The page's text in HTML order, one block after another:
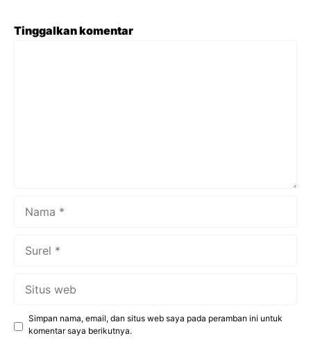
tersedia beragam pilihan paket yang ditawarkan oleh
agen travel umroh Solo, mulai dari paket reguler hingga
Tinggalkan komentar
web
Simpan nama, email, dan situs web saya pada peramban ini untuk
komentar saya berikutnya.